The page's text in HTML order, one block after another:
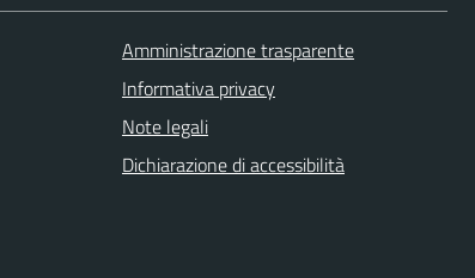
Amministrazione trasparente
Informativa privacy
Note legali
Dichiarazione di accessibilità